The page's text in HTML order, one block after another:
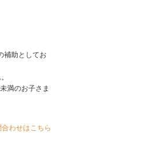
補助としてお
満のお子さま
わせはこちら